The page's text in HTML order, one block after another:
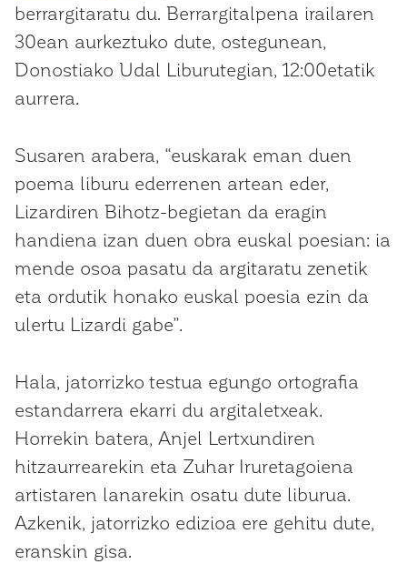
berrargitaratu du. Berrargitalpena irailaren
30ean aurkeztuko dute, ostegunean,
Donostiako Udal Liburutegian, 12:00etatik
aurrera.
Susaren arabera, “euskarak eman duen
poema liburu ederrenen artean eder,
Lizardiren Bihotz-begietan da eragin
handiena izan duen obra euskal poesian: ia
mende osoa pasatu da argitaratu zenetik
eta ordutik honako euskal poesia ezin da
ulertu Lizardi gabe”.
Hala, jatorrizko testua egungo ortografia
estandarrera ekarri du argitaletxeak.
Horrekin batera, Anjel Lertxundiren
hitzaurrearekin eta Zuhar Iruretagoiena
artistaren lanarekin osatu dute liburua.
Azkenik, jatorrizko edizioa ere gehitu dute,
eranskin gisa.